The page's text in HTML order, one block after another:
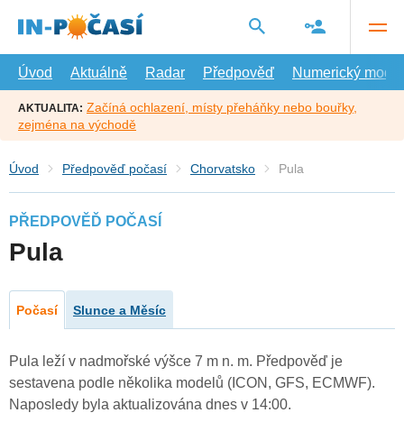
hlavní
Úvod
Aktuálně Radar Předpověď Numerický model
AKTUALITA: Začíná ochlazení, místy přeháňky nebo bouřky,
zejména na východě
Úvod Předpověď počasí Chorvatsko Pula
PŘEDPOVĚĎ POČASÍ
Pula
Počasí Slunce a Měsíc
Pula leží v nadmořské výšce 7 m n. m. Předpověď je
sestavena podle několika modelů (ICON, GFS, ECMWF).
Naposledy byla aktualizována dnes v 14:00.